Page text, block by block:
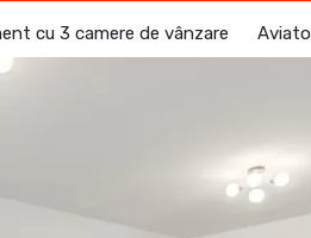
cu 3 camere de vânzare